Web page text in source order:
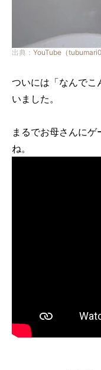
出典： YouTube（
ついには「なんでこ
いました。
まるでお母さんに
ね。